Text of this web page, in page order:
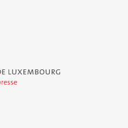
de Luxembourg - Service